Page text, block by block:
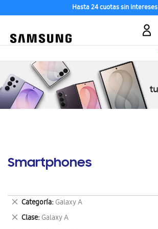
Hasta 24 cuotas sin intereses
Smartphones
Categoría Galaxy A
Eliminar
este
artículo
Clase Galaxy A
Eliminar